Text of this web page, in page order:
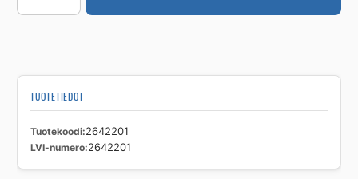
HI
PEH
määrä
TUOTETIEDOT
Tuotekoodi 2642201
LVI-numero 2642201